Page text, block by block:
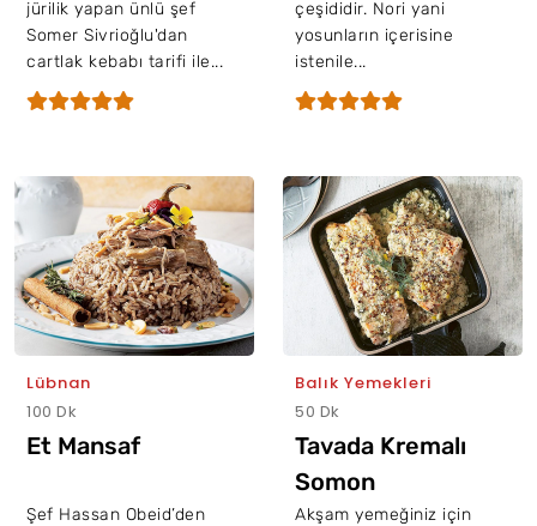
jürilik yapan ünlü şef
Somer Sivrioğlu'dan
cartlak kebabı tarifi ile...
çeşididir. Nori yani
yosunların içerisine
istenile...
Lübnan
100 Dk
Et Mansaf
Şef Hassan Obeid’den
Balık Yemekleri
50 Dk
Tavada Kremalı
Somon
Akşam yemeğiniz için